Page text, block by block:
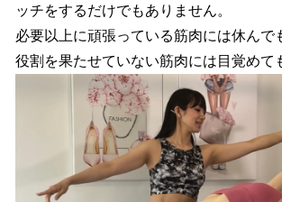
ッチをするだけでもありません。
必要以上に頑張っている筋肉には休んで
役割を果たせていない筋肉には目覚めて